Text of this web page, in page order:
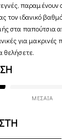
τον ιδανικό
στα παπούτσια
για μακρινές
θελήσετε.
ΜΕΣΑΊΑ